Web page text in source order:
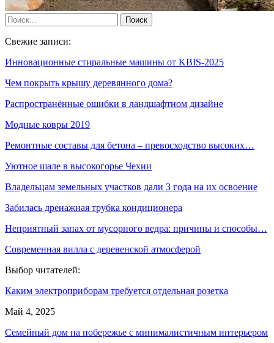
Свежие записи:
Инновационные стиральные машины от KBIS-2025
Чем покрыть крышу деревянного дома?
Распространённые ошибки в ландшафтном дизайне
Модные ковры 2019
Ремонтные составы для бетона – превосходство высоких…
Уютное шале в высокогорье Чехии
Владельцам земельных участков дали 3 года на их освоение
Забилась дренажная трубка кондиционера
Неприятный запах от мусорного ведра: причины и способы…
Современная вилла с деревенской атмосферой
Выбор читателей:
Каким электроприборам требуется отдельная розетка
Май 4, 2025
Семейный дом на побережье с минималистичным интерьером